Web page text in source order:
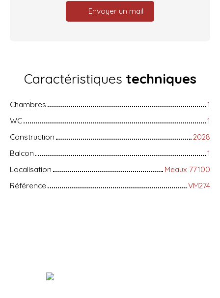
Envoyer un mail
Caractéristiques techniques
Chambres
1
WC
1
Construction
2028
Balcon
1
Localisation
Meaux 77100
Référence
VM274